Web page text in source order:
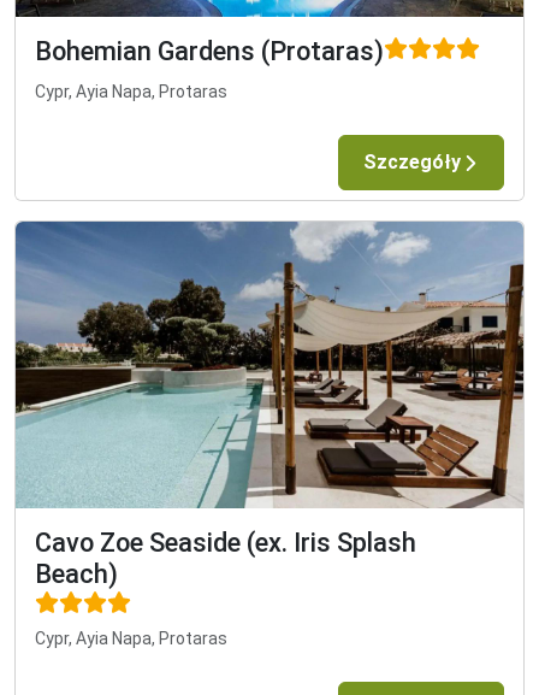
Bohemian Gardens (Protaras)
Cypr, Ayia Napa, Protaras
Szczegóły
Cavo Zoe Seaside (ex. Iris Splash
Beach)
Cypr, Ayia Napa, Protaras